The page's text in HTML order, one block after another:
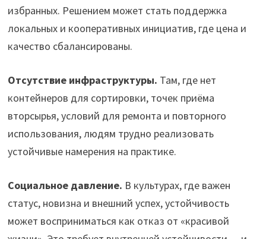
избранных. Решением может стать поддержка
локальных и кооперативных инициатив, где цена и
качество сбалансированы.
Отсутствие инфраструктуры. Там, где нет
контейнеров для сортировки, точек приёма
вторсырья, условий для ремонта и повторного
использования, людям трудно реализовать
устойчивые намерения на практике.
Социальное давление. В культурах, где важен
статус, новизна и внешний успех, устойчивость
может восприниматься как отказ от «красивой